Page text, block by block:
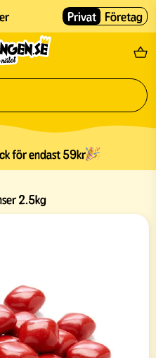
Fri
Privat Företag
för endast 59kr
2.5kg